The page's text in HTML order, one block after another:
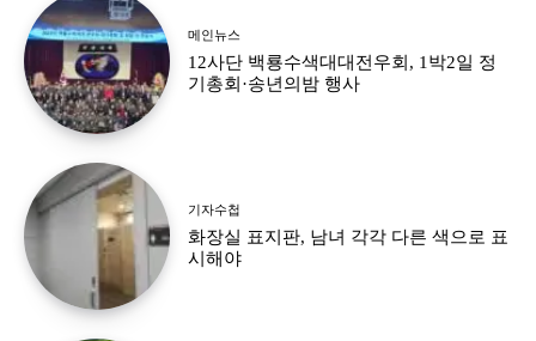
메인뉴스
12사단 백룡수색대대전우회, 1박2일 정
기총회·송년의밤 행사
기자수첩
화장실 표지판, 남녀 각각 다른 색으로 표
시해야